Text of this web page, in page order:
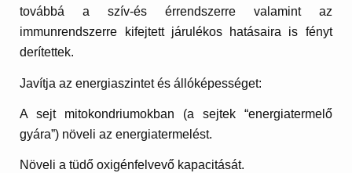
továbbá a szív-és érrendszerre valamint az
immunrendszerre kifejtett járulékos hatásaira is fényt
derítettek.
Javítja az energiaszintet és állóképességet:
A sejt mitokondriumokban (a sejtek “energiatermelő
gyára”) növeli az energiatermelést.
Növeli a tüdő oxigénfelvevő kapacitását.